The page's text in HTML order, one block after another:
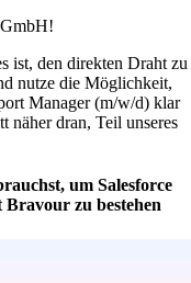
ist, den direkten Draht zu
nutze die Möglichkeit,
Manager (m/w/d) klar
näher dran, Teil unseres
um Salesforce
zu bestehen